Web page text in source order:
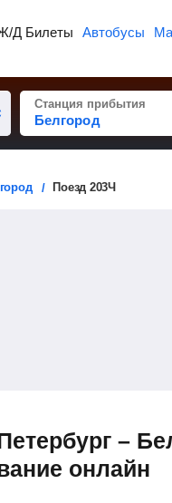
Д Билеты Автобусы
Станция прибытия
Поезд 203Ч
–
онлайн